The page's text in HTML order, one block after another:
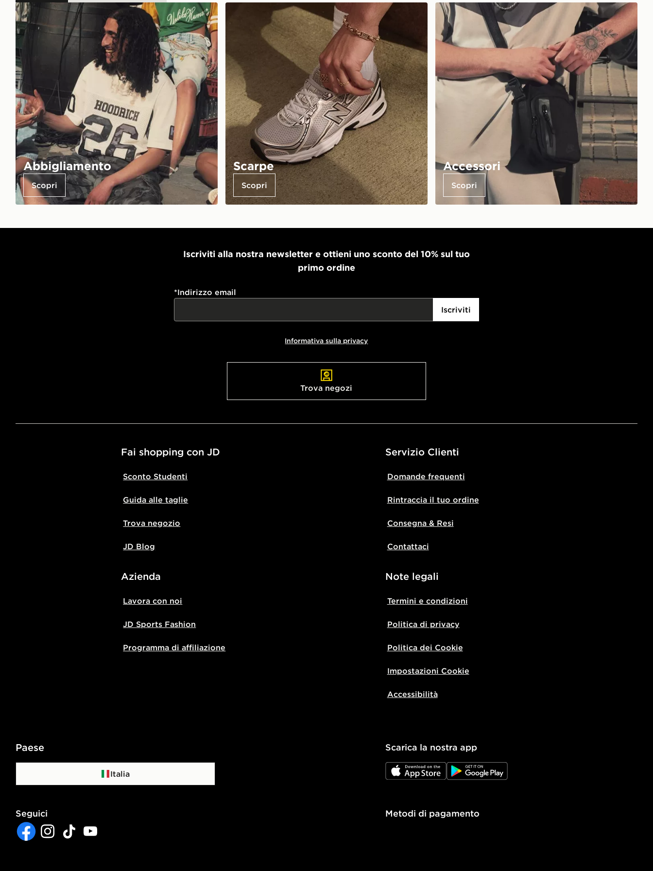
Abbigliamento
Scopri
Scarpe
Scopri
Accessori
Scopri
Iscriviti alla nostra newsletter e ottieni uno sconto del 10% sul tuo
primo ordine
*Indirizzo email
Iscriviti
Informativa sulla privacy
Trova negozi
Fai shopping con JD
Sconto Studenti
Guida alle taglie
Trova negozio
JD Blog
Servizio Clienti
Domande frequenti
Rintraccia il tuo ordine
Consegna & Resi
Contattaci
Azienda
Lavora con noi
JD Sports Fashion
Programma di affiliazione
Note legali
Termini e condizioni
Politica di privacy
Politica dei Cookie
Impostazioni Cookie
Accessibilità
Paese
Italia
Scarica la nostra app
JD App Store JD Google Play
Seguici Metodi di pagamento